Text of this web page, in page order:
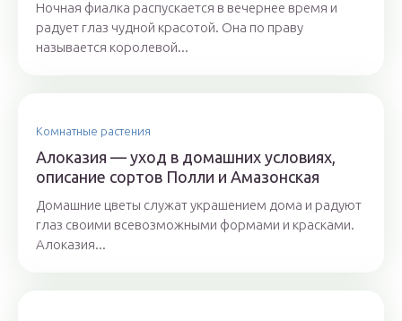
Ночная фиалка распускается в вечернее время и
радует глаз чудной красотой. Она по праву
называется королевой...
Комнатные растения
Алоказия — уход в домашних условиях,
описание сортов Полли и Амазонская
Домашние цветы служат украшением дома и радуют
глаз своими всевозможными формами и красками.
Алоказия...